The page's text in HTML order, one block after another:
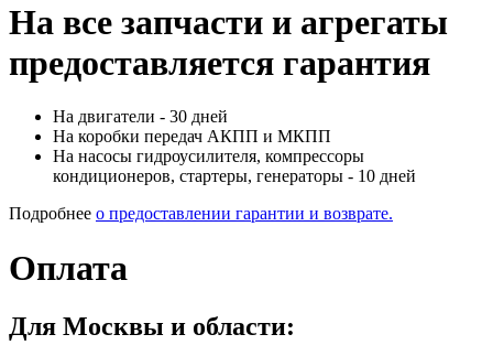
На все запчасти и агрегаты
предоставляется гарантия
На двигатели - 30 дней
На коробки передач АКПП и МКПП
На насосы гидроусилителя, компрессоры
кондиционеров, стартеры, генераторы - 10 дней
Подробнее о предоставлении гарантии и возврате.
Оплата
Для Москвы и области: